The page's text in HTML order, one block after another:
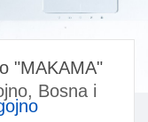
"MAKAMA"
Bosna i